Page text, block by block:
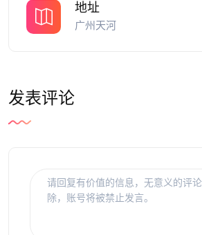
地址
广州天河
发表评论